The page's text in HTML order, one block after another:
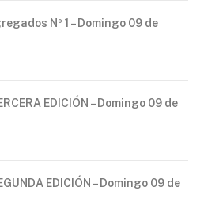
Nº 1 – Domingo 09 de
EDICIÓN – Domingo 09 de
EDICIÓN – Domingo 09 de